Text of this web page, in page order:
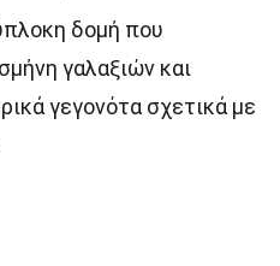
δομή που
γαλαξιών και
γεγονότα σχετικά με